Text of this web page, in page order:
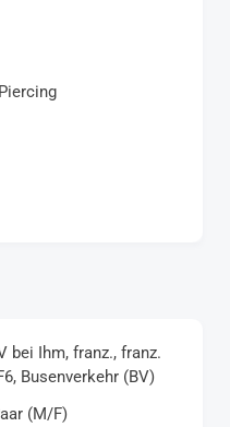
bei Ihm, franz., franz.
Busenverkehr (BV)
(M/F)